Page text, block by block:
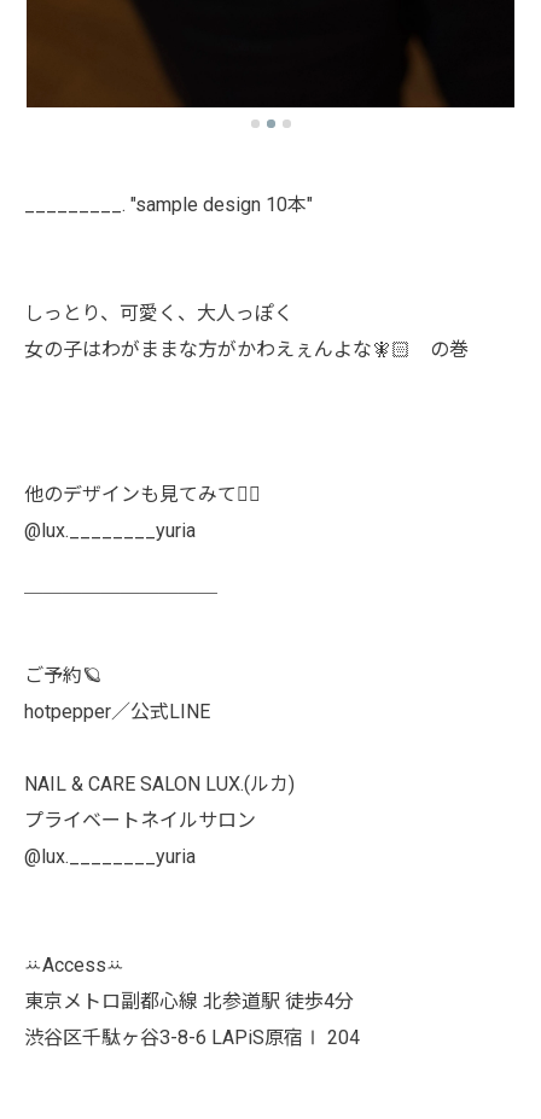
_________. "sample design 10本"
しっとり、可愛く、大人っぽく
女の子はわがままな方がかわえぇんよな🧚🏻 の巻
他のデザインも見てみて👯‍♀️
@lux.________yuria
ご予約🪐
hotpepper／公式LINE
NAIL & CARE SALON LUX.(ルカ)
プライベートネイルサロン
@lux.________yuria
ꕁAccessꕁ
東京メトロ副都心線 北参道駅 徒歩4分
渋谷区千駄ヶ谷3-8-6 LAPiS原宿Ⅰ 204